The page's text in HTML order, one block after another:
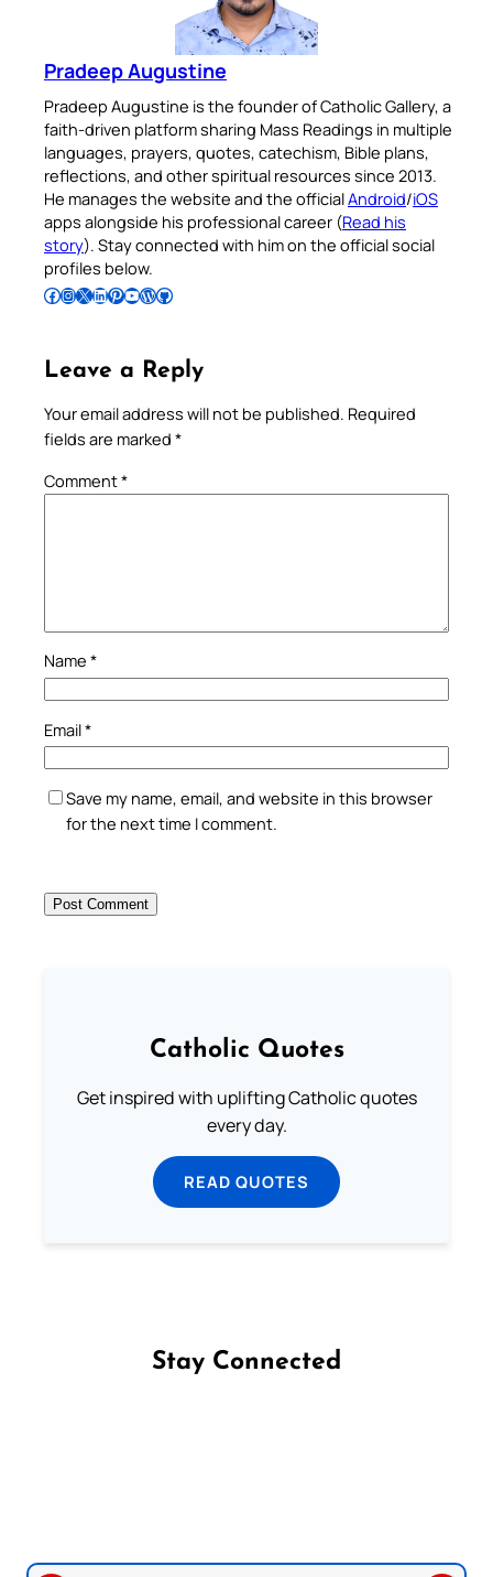
Pradeep Augustine
Pradeep Augustine is the founder of Catholic Gallery, a
faith-driven platform sharing Mass Readings in multiple
languages, prayers, quotes, catechism, Bible plans,
reflections, and other spiritual resources since 2013.
He manages the website and the officialAndroid/iOS
apps alongside his professional career (Read his
story). Stay connected with him on the official social
profiles below.
Follow Pradeep on Facebook Follow Pradeep on InstagramFollow Pradeep on X Follow Pradeep on LinkedIn Follow Pradeep on Pinterest Subscribe to Pradeep’s Youtube Channel Follow Pradeep on WordPress Follow Pradeep on GitHub
Leave a Reply
Your email address will not be published. Required
fields are marked *
Comment*
Name *
Email*
Save my name, email, and website in this browser
for the next time I comment.
Catholic Quotes
Get inspired with uplifting Catholic quotes
every day.
READ QUOTES
Stay Connected